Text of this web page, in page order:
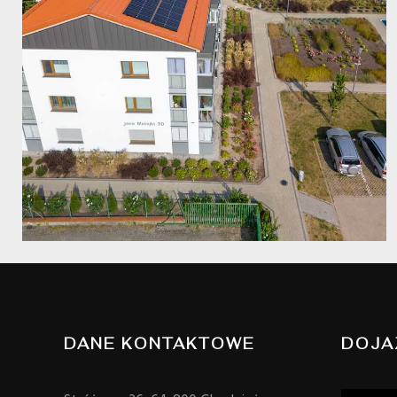
DANE KONTAKTOWE